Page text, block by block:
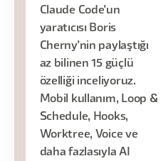
Claude Code'un
yaratıcısı Boris
Cherny'nin paylaştığı
az bilinen 15 güçlü
özelliği inceliyoruz.
Mobil kullanım, Loop &
Schedule, Hooks,
Worktree, Voice ve
daha fazlasıyla AI